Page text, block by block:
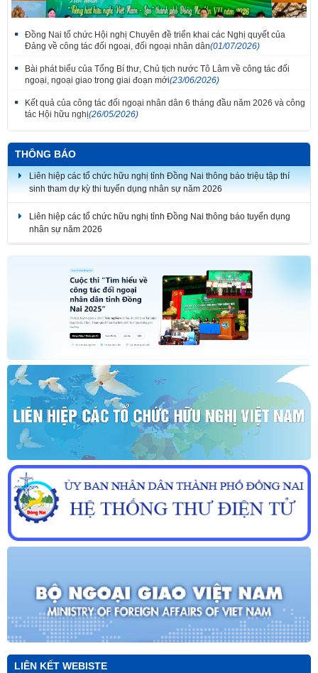
Đồng Nai tổ chức Hội nghị Chuyên đề triển khai các Nghị quyết của
Đảng về công tác đối ngoại, đối ngoại nhân dân(01/07/2026)
Bài phát biểu của Tổng Bí thư, Chủ tịch nước Tô Lâm về công tác đối
ngoại, ngoại giao trong giai đoạn mới(23/06/2026)
Kết quả của công tác đối ngoại nhân dân 6 tháng đầu năm 2026 và công
tác Hội hữu nghị(26/05/2026)
THÔNG BÁO
Liên hiệp các tổ chức hữu nghị tỉnh Đồng Nai thông báo triệu tập thí
sinh tham dự kỳ thi tuyển dụng nhân sự năm 2026
Liên hiệp các tổ chức hữu nghị tỉnh Đồng Nai thông báo tuyển dụng
nhân sự năm 2026
LIÊN KẾT WEBISTE